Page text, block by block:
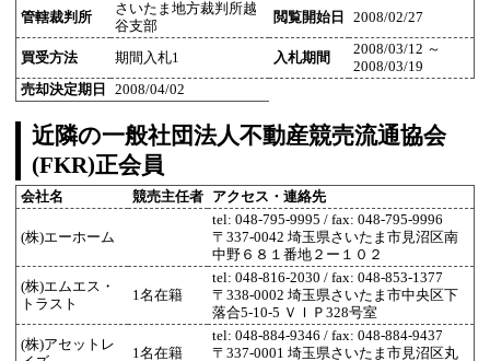
管轄裁判所
さいたま地方裁判所越
谷支部
閲覧開始日 2008/02/27
買受方法 期間入札1 入札期間
2008/03/12 ～
2008/03/19
売却決定期日
2008/04/02
近隣の一般社団法人不動産競売流通協会
(FKR)正会員
会社名 競売主任者 アクセス・連絡先
(株)エーホーム
tel: 048-795-9995 / fax: 048-795-9996
〒337-0042 埼玉県さいたま市見沼区南
中野６８１番地２ー１０２
(株)エムエス・
トラスト
1名在籍
tel: 048-816-2030 / fax: 048-853-1377
〒338-0002 埼玉県さいたま市中央区下
落合5-10-5 ＶＩＰ328号室
(株)アセットレ
1名在籍
tel: 048-884-9346 / fax: 048-884-9437
〒337-0001 埼玉県さいたま市見沼区丸